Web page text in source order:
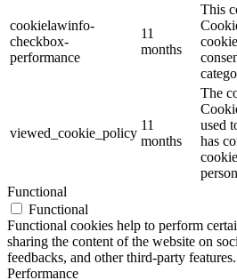
cookielawinfo-
checkbox-
performance
11
months
This
viewed_cookie_policy
11
months
The
used
has
Functional
Functional
Functional cookies help to perform
sharing the content of the website on
feedbacks, and other third-party features.
Performance